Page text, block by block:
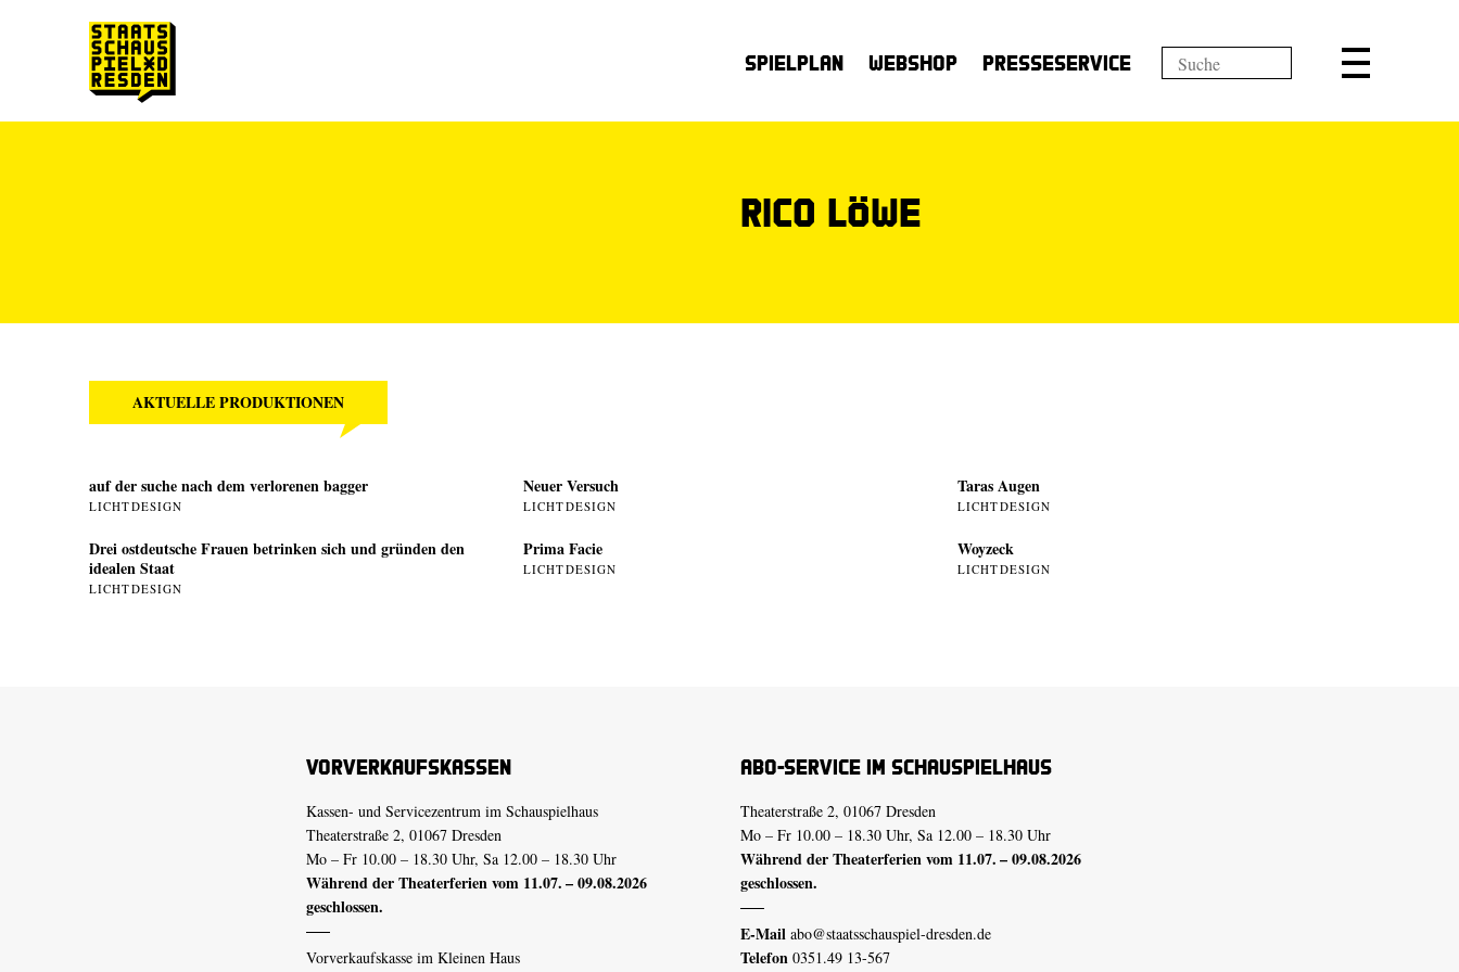
Spielplan Webshop Presseservice
Rico Löwe
AKTUELLE PRODUKTIONEN
auf der suche nach dem verlorenen bagger
LICHTDESIGN
Drei ostdeutsche Frauen betrinken sich und gründen den
idealen Staat
LICHTDESIGN
Neuer Versuch
LICHTDESIGN
Prima Facie
LICHTDESIGN
Taras Augen
LICHTDESIGN
Woyzeck
LICHTDESIGN
Vorverkaufskassen
Kassen- und Servicezentrum im Schauspielhaus
Theaterstraße 2, 01067 Dresden
Mo – Fr 10.00 – 18.30 Uhr, Sa 12.00 – 18.30 Uhr
Während der Theaterferien vom 11.07. – 09.08.2026
geschlossen.
Vorverkaufskasse im Kleinen Haus
Abo-Service im Schauspielhaus
Theaterstraße 2, 01067 Dresden
Mo – Fr 10.00 – 18.30 Uhr, Sa 12.00 – 18.30 Uhr
Während der Theaterferien vom 11.07. – 09.08.2026
geschlossen.
E-Mail abo@staatsschauspiel-dresden.de
Telefon 0351.49 13-567